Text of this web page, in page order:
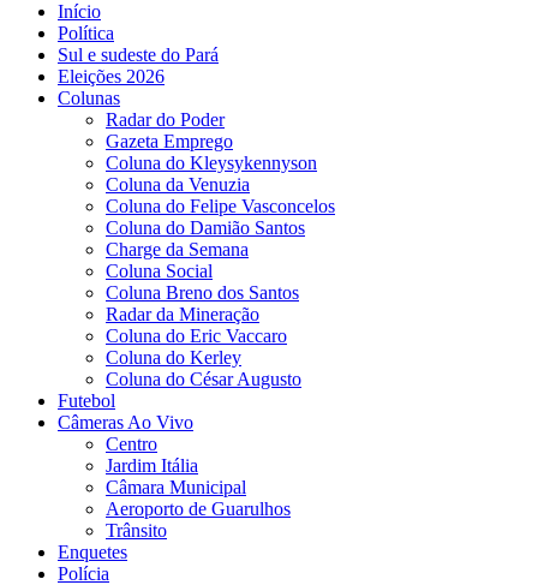
Início
Política
Sul e sudeste do Pará
Eleições 2026
Colunas
Radar do Poder
Gazeta Emprego
Coluna do Kleysykennyson
Coluna da Venuzia
Coluna do Felipe Vasconcelos
Coluna do Damião Santos
Charge da Semana
Coluna Social
Coluna Breno dos Santos
Radar da Mineração
Coluna do Eric Vaccaro
Coluna do Kerley
Coluna do César Augusto
Futebol
Câmeras Ao Vivo
Centro
Jardim Itália
Câmara Municipal
Aeroporto de Guarulhos
Trânsito
Enquetes
Polícia